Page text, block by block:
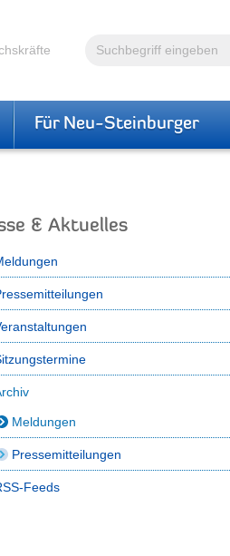
Volltextsuche
Für Neu-Steinburger
& Aktuelles
Meldungen
Pressemitteilungen
Feeds